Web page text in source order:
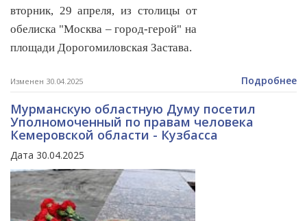
вторник, 29 апреля, из столицы от
обелиска "Москва – город-герой" на
площади Дорогомиловская Застава.
Изменен 30.04.2025 Подробнее
Мурманскую областную Думу посетил
Уполномоченный по правам человека
Кемеровской области - Кузбасcа
Дата 30.04.2025